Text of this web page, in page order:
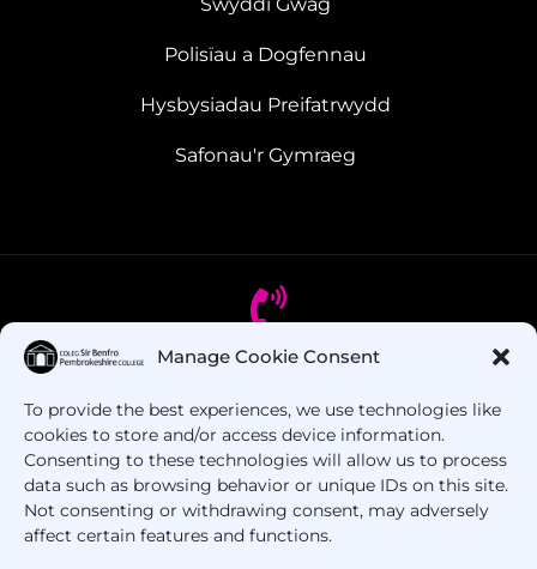
Manage Cookie Consent
To provide the best experiences, we use technologies like
cookies to store and/or access device information.
Consenting to these technologies will allow us to process
data such as browsing behavior or unique IDs on this site.
Not consenting or withdrawing consent, may adversely
affect certain features and functions.
Polisïau a Dogfennau
Hysbysiadau Preifatrwydd
Safonau'r Gymraeg
+44 1437 753 000